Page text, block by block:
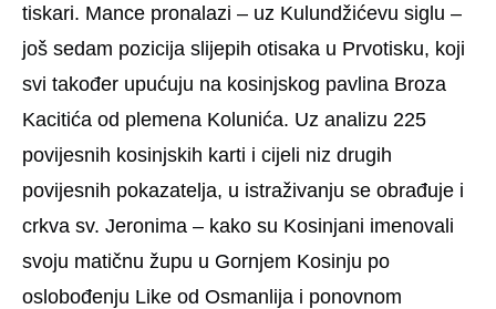
tiskari. Mance pronalazi – uz Kulundžićevu siglu –
još sedam pozicija slijepih otisaka u Prvotisku, koji
svi također upućuju na kosinjskog pavlina Broza
Kacitića od plemena Kolunića. Uz analizu 225
povijesnih kosinjskih karti i cijeli niz drugih
povijesnih pokazatelja, u istraživanju se obrađuje i
crkva sv. Jeronima – kako su Kosinjani imenovali
svoju matičnu župu u Gornjem Kosinju po
oslobođenju Like od Osmanlija i ponovnom